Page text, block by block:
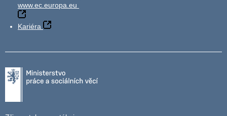
www.ec.europa.eu
Kariéra